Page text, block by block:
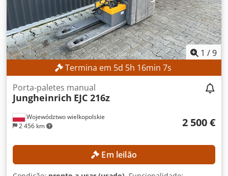
1 /9
Termina em 5d 5h 16min 5s
Województwo wielkopolskie
2 456 km
Porta-paletes manual
Jungheinrich EJC 216z
2 500 €
Em leilão